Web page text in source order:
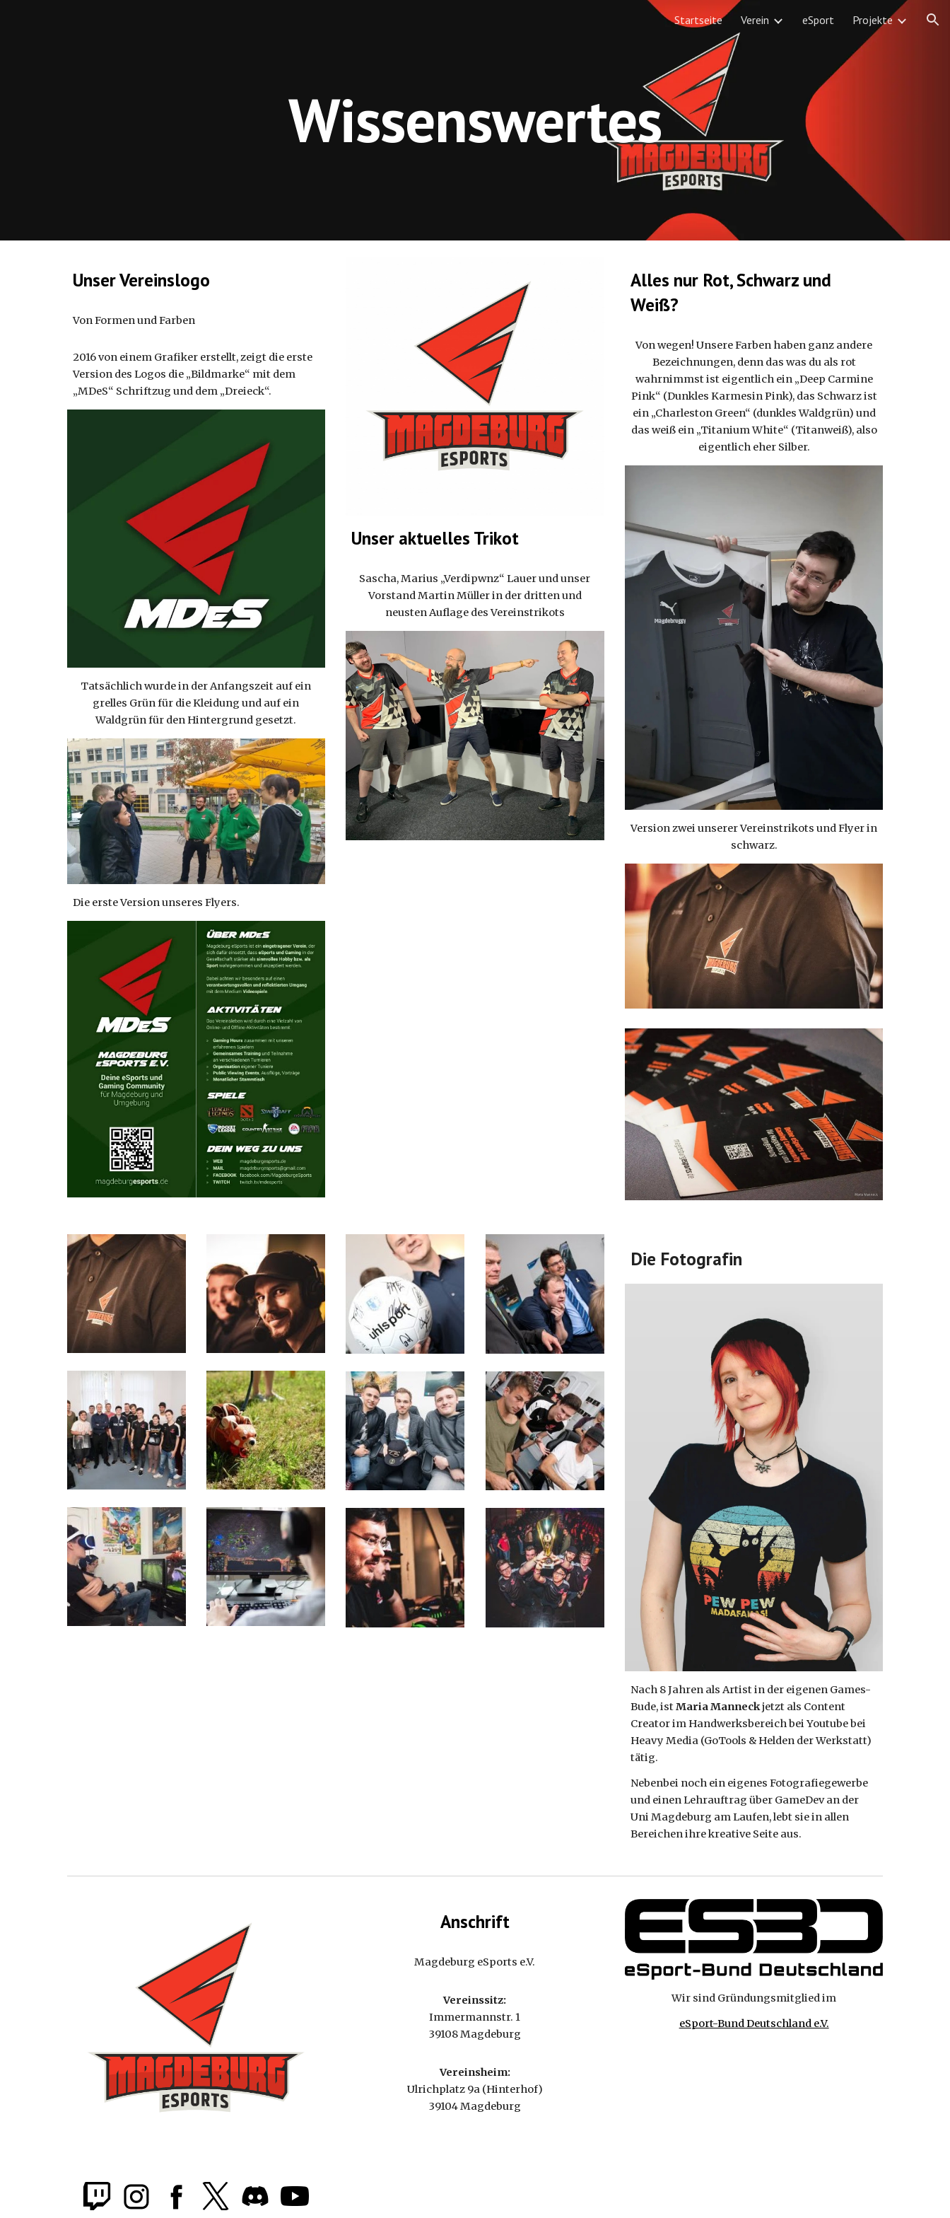
Startseite Verein eSport Projekte
Wissenswertes
Unser Vereinslogo
Von Formen und Farben
2016 von einem Grafiker erstellt, zeigt die erste
Version des Logos die „Bildmarke“ mit dem
„MDeS“ Schriftzug und dem „Dreieck“.
Tatsächlich wurde in der Anfangszeit auf ein
grelles Grün für die Kleidung und auf ein
Waldgrün für den Hintergrund gesetzt.
Die erste Version unseres Flyers.
Unser aktuelles Trikot
Sascha, Marius „Verdipwnz“ Lauer und unser
Vorstand Martin Müller in der dritten und
neusten Auflage des Vereinstrikots
Alles nur Rot, Schwarz und
Weiß?
Von wegen! Unsere Farben haben ganz andere
Bezeichnungen, denn das was du als rot
wahrnimmst ist eigentlich ein „Deep Carmine
Pink“ (Dunkles Karmesin Pink), das Schwarz ist
ein „Charleston Green“ (dunkles Waldgrün) und
das weiß ein „Titanium White“ (Titanweiß), also
eigentlich eher Silber.
Version zwei unserer Vereinstrikots und Flyer in
schwarz.
Die Fotografin
Nach 8 Jahren als Artist in der eigenen Games-
Bude, istMaria Manneckjetzt als Content
Creator im Handwerksbereich bei Youtube bei
Heavy Media (GoTools & Helden der Werkstatt)
tätig.
Nebenbei noch ein eigenes Fotografiegewerbe
und einen Lehrauftrag über GameDev an der
Uni Magdeburg am Laufen, lebt sie in allen
Bereichen ihre kreative Seite aus.
Anschrift
Magdeburg eSports e.V.
Vereinssitz:
Immermannstr. 1
39108 Magdeburg
Vereinsheim:
Ulrichplatz 9a (Hinterhof)
39104 Magdeburg
Wir sind Gründungsmitglied im
eSport-Bund Deutschland e.V.